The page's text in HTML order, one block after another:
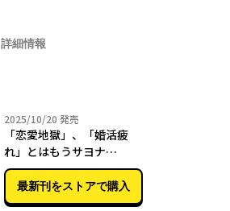
詳細情報
2025/10/20 2025年10月20日
発売
「恋愛地獄」、「婚活疲
れ」とはもうサヨナ
ラ! “最後の恋”を“最高の
結婚”にする 魔法の「メス
力」
最新刊をストアで購入